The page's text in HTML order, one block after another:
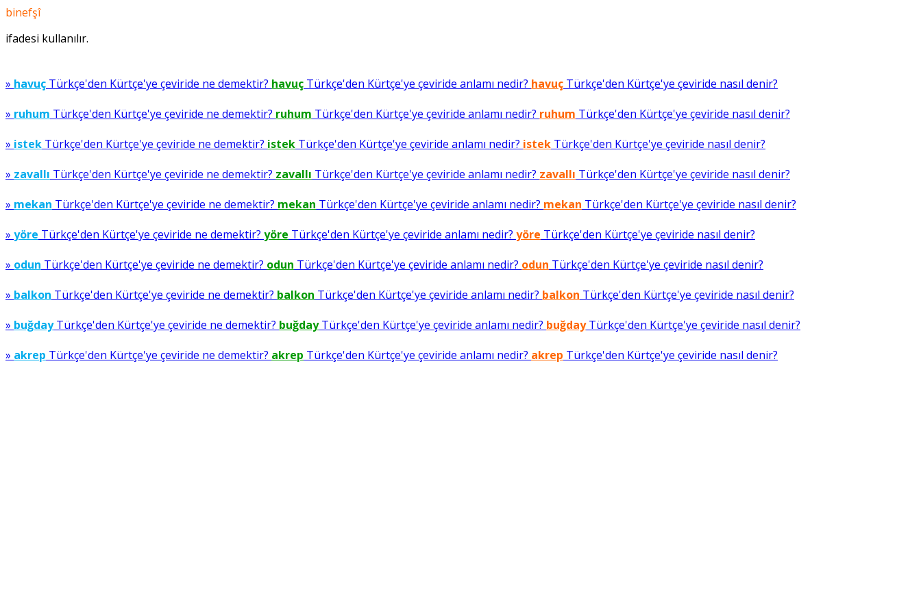
binefşî
ifadesi kullanılır.
» havuç Türkçe'den Kürtçe'ye çeviride ne demektir? havuç Türkçe'den Kürtçe'ye çeviride anlamı nedir? havuç Türkçe'den Kürtçe'ye çeviride nasıl denir?
» ruhum Türkçe'den Kürtçe'ye çeviride ne demektir? ruhum Türkçe'den Kürtçe'ye çeviride anlamı nedir? ruhum Türkçe'den Kürtçe'ye çeviride nasıl denir?
» istek Türkçe'den Kürtçe'ye çeviride ne demektir? istek Türkçe'den Kürtçe'ye çeviride anlamı nedir? istek Türkçe'den Kürtçe'ye çeviride nasıl denir?
» zavallı Türkçe'den Kürtçe'ye çeviride ne demektir? zavallı Türkçe'den Kürtçe'ye çeviride anlamı nedir? zavallı Türkçe'den Kürtçe'ye çeviride nasıl denir?
» mekan Türkçe'den Kürtçe'ye çeviride ne demektir? mekan Türkçe'den Kürtçe'ye çeviride anlamı nedir? mekan Türkçe'den Kürtçe'ye çeviride nasıl denir?
» yöre Türkçe'den Kürtçe'ye çeviride ne demektir? yöre Türkçe'den Kürtçe'ye çeviride anlamı nedir? yöre Türkçe'den Kürtçe'ye çeviride nasıl denir?
» odun Türkçe'den Kürtçe'ye çeviride ne demektir? odun Türkçe'den Kürtçe'ye çeviride anlamı nedir? odun Türkçe'den Kürtçe'ye çeviride nasıl denir?
» balkon Türkçe'den Kürtçe'ye çeviride ne demektir? balkon Türkçe'den Kürtçe'ye çeviride anlamı nedir? balkon Türkçe'den Kürtçe'ye çeviride nasıl denir?
» buğdayTürkçe'den Kürtçe'ye çeviride ne demektir? buğdayTürkçe'den Kürtçe'ye çeviride anlamı nedir? buğdayTürkçe'den Kürtçe'ye çeviride nasıl denir?
» akrep Türkçe'den Kürtçe'ye çeviride ne demektir? akrep Türkçe'den Kürtçe'ye çeviride anlamı nedir? akrep Türkçe'den Kürtçe'ye çeviride nasıl denir?